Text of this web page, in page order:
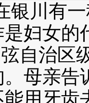
银川有
妇女的
治区
母亲告
能用牙齿